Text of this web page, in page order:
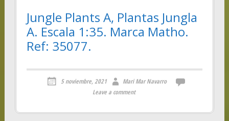
Jungle Plants A, Plantas Jungla
A. Escala 1:35. Marca Matho.
Ref: 35077.
5 noviembre, 2021
Mari Mar Navarro
Leave a comment